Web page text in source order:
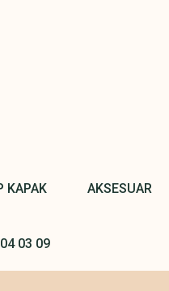
KAPAK AKSESUAR
03 09